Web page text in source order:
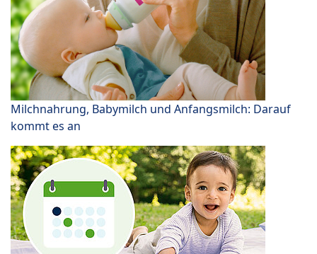
Milchnahrung, Babymilch und Anfangsmilch: Darauf
kommt es an